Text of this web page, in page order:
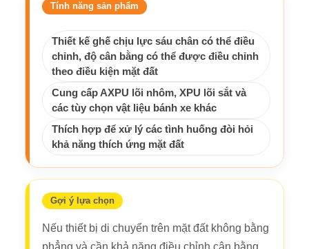
Tính năng sản phẩm
Thiết kế ghế chịu lực sáu chân có thể điều
chỉnh, độ cân bằng có thể được điều chỉnh
theo điều kiện mặt đất
Cung cấp AXPU lõi nhôm, XPU lõi sắt và
các tùy chọn vật liệu bánh xe khác
Thích hợp để xử lý các tình huống đòi hỏi
khả năng thích ứng mặt đất
Gợi ý lựa chọn
Nếu thiết bị di chuyển trên mặt đất không bằng
phẳng và cần khả năng điều chỉnh cân bằng